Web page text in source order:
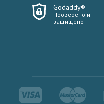
Godaddy®
Проверено и
защищено